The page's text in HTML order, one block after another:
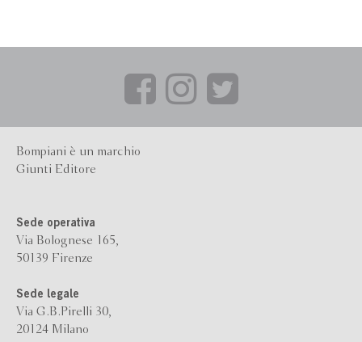
Bompiani è un marchio
Giunti Editore
Sede operativa
Via Bolognese 165,
50139 Firenze
Sede legale
Via G.B.Pirelli 30,
20124 Milano